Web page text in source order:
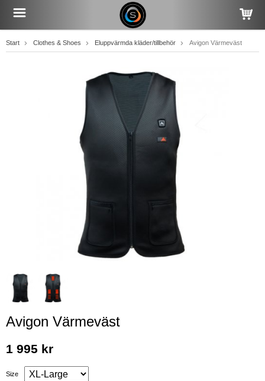
Start Clothes & Shoes Eluppvärmda kläder/tillbehör Avigon Värmeväst
Avigon Värmeväst
1 995 kr
Size